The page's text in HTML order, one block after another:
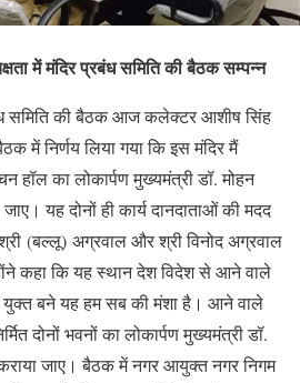
में मंदिर प्रबंध समिति की बैठक सम्पन्न
समिति की बैठक आज कलेक्टर आशीष सिंह
में निर्णय लिया गया कि इस मंदिर मैं
हॉल का लोकार्पण मुख्यमंत्री डॉ. मोहन
यह दोनों ही कार्य दानदाताओं की मदद
(बल्लू) अग्रवाल और श्री विनोद अग्रवाल
कहा कि यह स्थान देश विदेश से आने वाले
युक्त बने यह हम सब की मंशा है। आने वाले
दोनों भवनों का लोकार्पण मुख्यमंत्री डॉ.
जाए। बैठक में नगर आयुक्त नगर निगम